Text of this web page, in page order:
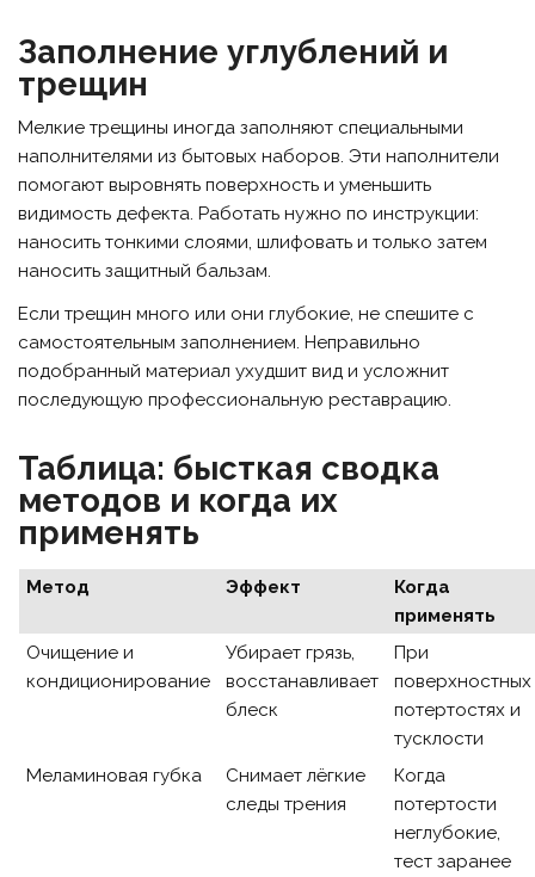
Заполнение углублений и
трещин
Мелкие трещины иногда заполняют специальными
наполнителями из бытовых наборов. Эти наполнители
помогают выровнять поверхность и уменьшить
видимость дефекта. Работать нужно по инструкции:
наносить тонкими слоями, шлифовать и только затем
наносить защитный бальзам.
Если трещин много или они глубокие, не спешите с
самостоятельным заполнением. Неправильно
подобранный материал ухудшит вид и усложнит
последующую профессиональную реставрацию.
Таблица: бысткая сводка
методов и когда их
применять
Метод Эффект
Когда
применять
Очищение и
кондиционирование
Убирает грязь,
восстанавливает
блеск
При
поверхностных
потертостях и
тусклости
Меламиновая губка
Снимает лёгкие
следы трения
Когда
потертости
неглубокие,
тест заранее